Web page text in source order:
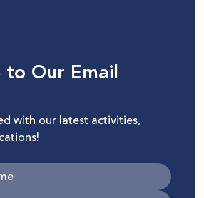
to Our Email
with our latest activities,